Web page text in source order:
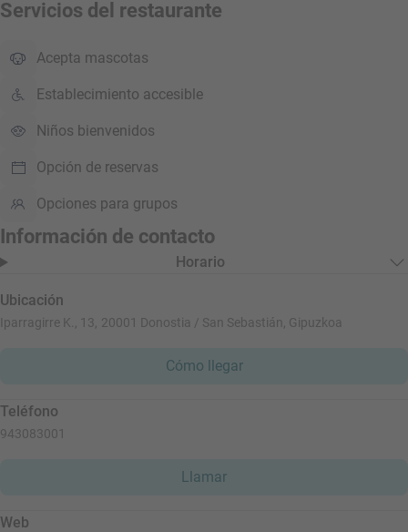
Servicios del restaurante
Acepta mascotas
Establecimiento accesible
Niños bienvenidos
Opción de reservas
Opciones para grupos
Información de contacto
Horario
Ubicación
Iparragirre K., 13, 20001 Donostia / San Sebastián, Gipuzkoa
Cómo llegar
Teléfono
943083001
Llamar
Web